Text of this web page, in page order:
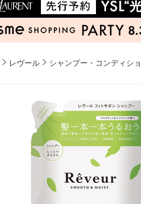
レヴール シャンプー・コンディシ